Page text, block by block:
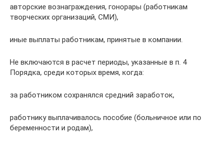
авторские вознаграждения, гонорары (работникам
творческих организаций, СМИ),
иные выплаты работникам, принятые в компании.
Не включаются в расчет периоды, указанные в п. 4
Порядка, среди которых время, когда:
за работником сохранялся средний заработок,
работнику выплачивалось пособие (больничное или по
беременности и родам),